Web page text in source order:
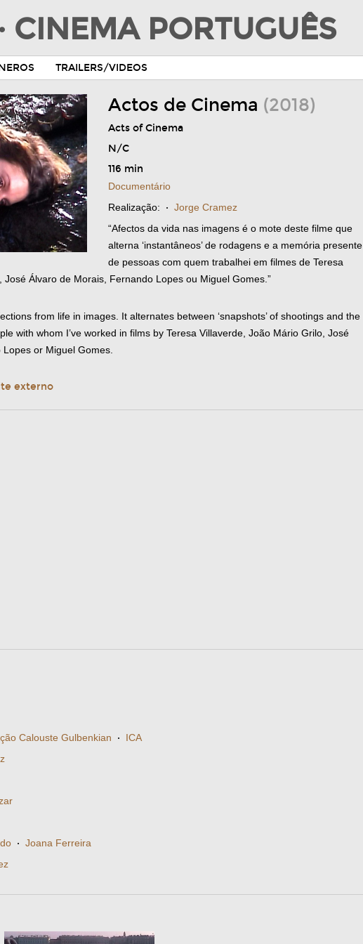
· CINEMA PORTUGUÊS
TRAILERS/VIDEOS
Actos de Cinema (2018)
Acts of Cinema
N/C
116 min
Documentário
Realização: · Jorge Cramez
“Afectos da vida nas imagens é o mote deste filme que
alterna ‘instantâneos’ de rodagens e a memória presente
de pessoas com quem trabalhei em filmes de Teresa
Álvaro de Morais, Fernando Lopes ou Miguel Gomes.”
from life in images. It alternates between ‘snapshots’ of shootings and the
with whom I’ve worked in films by Teresa Villaverde, João Mário Grilo, José
or Miguel Gomes.
externo
Calouste Gulbenkian · ICA
· Joana Ferreira